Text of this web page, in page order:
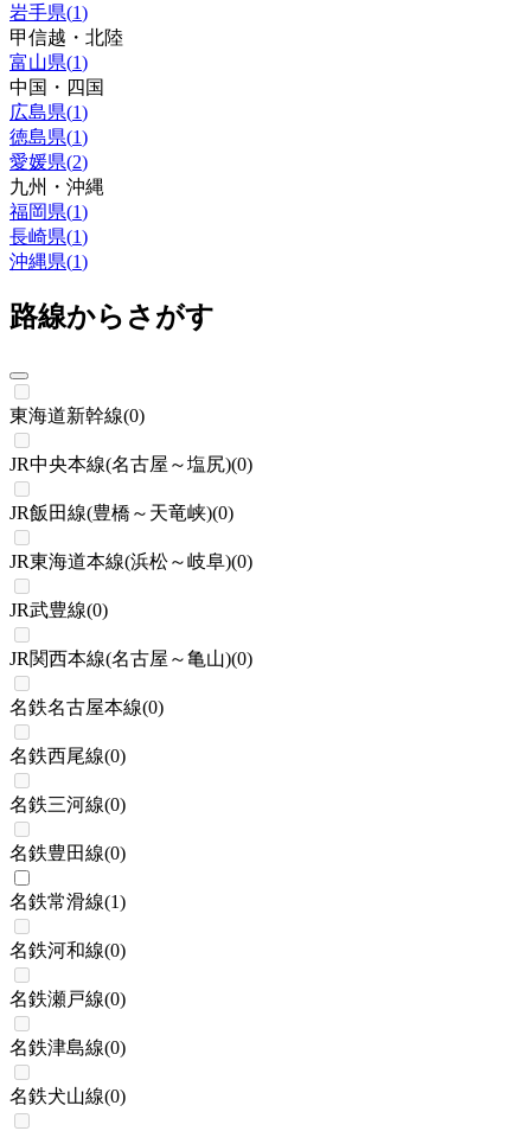
岩手県(1)
甲信越・北陸
富山県(1)
中国・四国
広島県(1)
徳島県(1)
愛媛県(2)
九州・沖縄
福岡県(1)
長崎県(1)
沖縄県(1)
路線からさがす
東海道新幹線(0)
JR中央本線(名古屋～塩尻)(0)
JR飯田線(豊橋～天竜峡)(0)
JR東海道本線(浜松～岐阜)(0)
JR武豊線(0)
JR関西本線(名古屋～亀山)(0)
名鉄名古屋本線(0)
名鉄西尾線(0)
名鉄三河線(0)
名鉄豊田線(0)
名鉄常滑線(1)
名鉄河和線(0)
名鉄瀬戸線(0)
名鉄津島線(0)
名鉄犬山線(0)